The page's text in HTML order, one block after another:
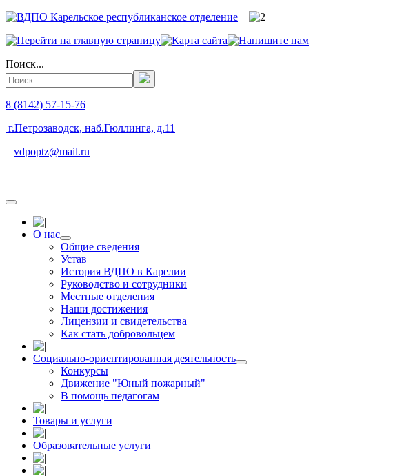
Поиск...
8 (8142) 57-15-76
г.Петрозаводск, наб.Гюллинга, д.11
vdpoptz@mail.ru
О нас
Общие сведения
Устав
История ВДПО в Карелии
Руководство и сотрудники
Местные отделения
Наши достижения
Лицензии и свидетельства
Как стать добровольцем
Социально-ориентированная деятельность
Конкурсы
Движение "Юный пожарный"
В помощь педагогам
Товары и услуги
Образовательные услуги